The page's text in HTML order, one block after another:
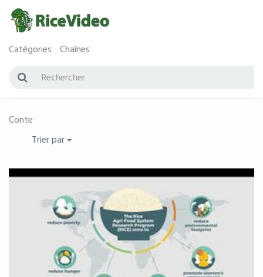
Catégories Chaînes
Conte
Trier par